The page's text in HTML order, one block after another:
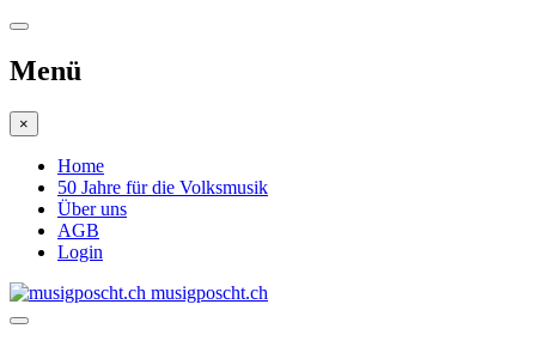
Menü
×
Home
50 Jahre für die Volksmusik
Über uns
AGB
Login
musigposcht.ch